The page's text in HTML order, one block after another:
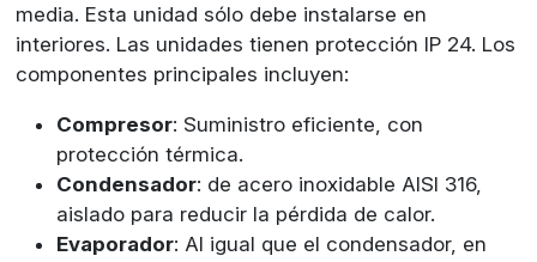
media. Esta unidad sólo debe instalarse en
interiores. Las unidades tienen protección IP 24. Los
componentes principales incluyen:
Compresor: Suministro eficiente, con
protección térmica.
Condensador: de acero inoxidable AISI 316,
aislado para reducir la pérdida de calor.
Evaporador: Al igual que el condensador, en